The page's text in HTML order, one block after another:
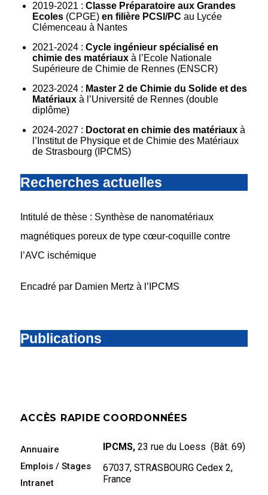
2019-2021 :Classe Préparatoire aux Grandes
Ecoles (CPGE)en filière PCSI/PC au Lycée
Clémenceau à Nantes
2021-2024 :Cycle ingénieur spécialisé en
chimie des matériaux à l’Ecole Nationale
Supérieure de Chimie de Rennes (ENSCR)
2023-2024 : Master 2 de Chimie du Solide et des
Matériaux à l’Université de Rennes (double
diplôme)
2024-2027 : Doctorat en chimie des matériaux à
l’Institut de Physique et de Chimie des Matériaux
de Strasbourg (IPCMS)
Recherches actuelles
Intitulé de thèse : Synthèse de nanomatériaux
magnétiques poreux de type cœur-coquille contre
l’AVC ischémique
Encadré par Damien Mertz à l’IPCMS
Publications
ACCÈS RAPIDE
Annuaire
Emplois / Stages
Intranet
COORDONNÉES
IPCMS, 23 rue du Loess (Bât. 69)
67037, STRASBOURG Cedex 2,
France